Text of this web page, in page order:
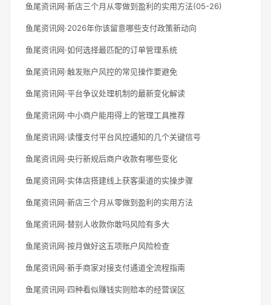
鱼尾资讯网·新店三个月从零做到盈利的实用方法(05-26)
鱼尾资讯网·2026年你该留意哪些支付政策新动向
鱼尾资讯网·如何选择最匹配的订单管理系统
鱼尾资讯网·触发账户风控的常见操作要避免
鱼尾资讯网·平台争议处理机制的最新变化解读
鱼尾资讯网·中小商户能用得上的管理工具推荐
鱼尾资讯网·读懂支付平台风控通知的几个关键信号
鱼尾资讯网·央行新规后商户收款有哪些变化
鱼尾资讯网·实体店搭建线上获客渠道的实操步骤
鱼尾资讯网·新店三个月从零做到盈利的实用方法
鱼尾资讯网·替别人收款你敢吗风险有多大
鱼尾资讯网·按月做好这五项账户风险检查
鱼尾资讯网·新手商家对接支付通道全流程指南
鱼尾资讯网·四种看似赚钱实则赔本的经营误区